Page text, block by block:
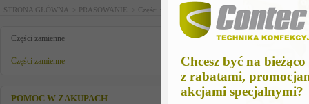
Chcesz być na bieżąco
z rabatami,
akcjami specjalnymi?
STRONA GŁÓWNA > PRASOWANIE > Części zamienne >Części zamienne >
Części zamienne
Części zamienne
POMOC W ZAKUPACH
sicherheitstemp-begrenz.5